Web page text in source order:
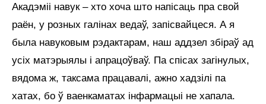
Акадэміі навук – хто хоча што напісаць пра свой
раён, у розных галінах ведаў, запісвайцеся. А я
была навуковым рэдактарам, наш аддзел збіраў ад
усіх матэрыялы і апрацоўваў. Па спісах загінулых,
вядома ж, таксама працавалі, ажно хадзілі па
хатах, бо ў ваенкаматах інфармацыі не хапала.